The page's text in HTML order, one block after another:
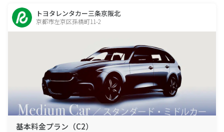
トヨタレンタカー三条京阪北
京都市左京区孫橋町11-2
基本料金プラン（C2）